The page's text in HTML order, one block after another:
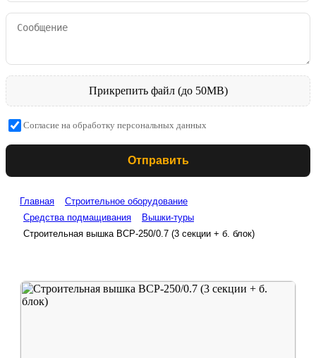
Прикрепить файл (до 50MB)
Согласие на обработку персональных данных
Отправить
Главная
Строительное оборудование
Средства подмащивания
Вышки-туры
Строительная вышка ВСР-250/0.7 (3 секции + б. блок)